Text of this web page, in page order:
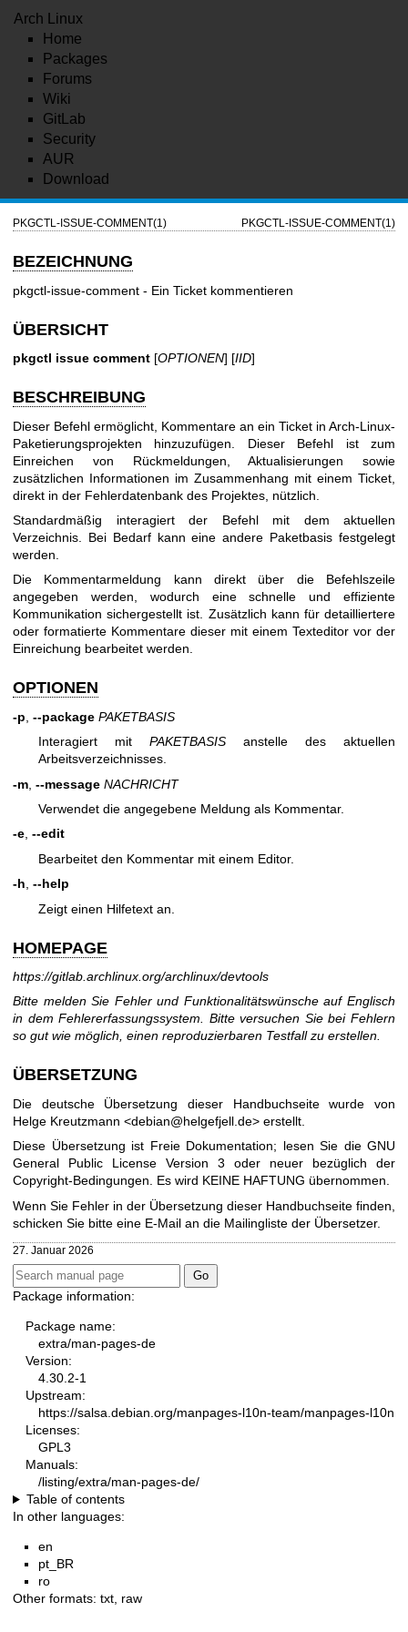
Arch Linux
Home
Packages
Forums
Wiki
GitLab
Security
AUR
Download
PKGCTL-ISSUE-COMMENT(1) PKGCTL-ISSUE-COMMENT(1)
BEZEICHNUNG
pkgctl-issue-comment - Ein Ticket kommentieren
ÜBERSICHT
pkgctl issue comment [OPTIONEN] [IID]
BESCHREIBUNG
Dieser Befehl ermöglicht, Kommentare an ein Ticket in Arch-Linux-
Paketierungsprojekten hinzuzufügen. Dieser Befehl ist zum
Einreichen von Rückmeldungen, Aktualisierungen sowie
zusätzlichen Informationen im Zusammenhang mit einem Ticket,
direkt in der Fehlerdatenbank des Projektes, nützlich.
Standardmäßig interagiert der Befehl mit dem aktuellen
Verzeichnis. Bei Bedarf kann eine andere Paketbasis festgelegt
werden.
Die Kommentarmeldung kann direkt über die Befehlszeile
angegeben werden, wodurch eine schnelle und effiziente
Kommunikation sichergestellt ist. Zusätzlich kann für detailliertere
oder formatierte Kommentare dieser mit einem Texteditor vor der
Einreichung bearbeitet werden.
OPTIONEN
-p --package PAKETBASIS
Interagiert mit PAKETBASIS anstelle des aktuellen
Arbeitsverzeichnisses.
-m --message NACHRICHT
Verwendet die angegebene Meldung als Kommentar.
-e, --edit
Bearbeitet den Kommentar mit einem Editor.
-h --help
Zeigt einen Hilfetext an.
HOMEPAGE
https://gitlab.archlinux.org/archlinux/devtools
Bitte melden Sie Fehler und Funktionalitätswünsche auf Englisch
in dem Fehlererfassungssystem. Bitte versuchen Sie bei Fehlern
so gut wie möglich, einen reproduzierbaren Testfall zu erstellen.
ÜBERSETZUNG
Die deutsche Übersetzung dieser Handbuchseite wurde von
Helge Kreutzmann <debian@helgefjell.de> erstellt.
Diese Übersetzung ist Freie Dokumentation; lesen Sie die GNU
General Public License Version 3 oder neuer bezüglich der
Copyright-Bedingungen. Es wird KEINE HAFTUNG übernommen.
Wenn Sie Fehler in der Übersetzung dieser Handbuchseite finden,
schicken Sie bitte eine E-Mail an die Mailingliste der Übersetzer.
27. Januar 2026
Package information:
Package name:
extra/man-pages-de
Version:
4.30.2-1
Upstream:
https://salsa.debian.org/manpages-l10n-team/manpages-l10n
Licenses:
GPL3
Manuals:
/listing/extra/man-pages-de/
Table of contents
In other languages:
en
pt_BR
ro
Other formats: txt raw